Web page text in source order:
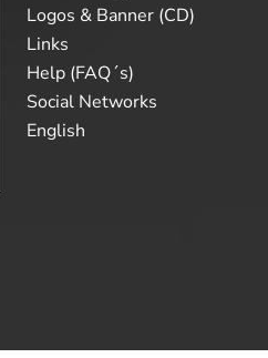
Logos & Banner (CD)
Links
Help (FAQ´s)
Social Networks
English